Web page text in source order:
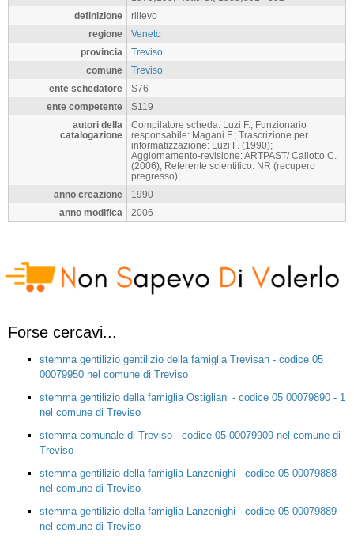
definizione
rilievo
regione
Veneto
provincia
Treviso
comune
Treviso
ente schedatore
S76
ente competente
S119
autori della
catalogazione
Compilatore scheda: Luzi F.; Funzionario
responsabile: Magani F.; Trascrizione per
informatizzazione: Luzi F. (1990);
Aggiornamento-revisione: ARTPAST/ Cailotto C.
(2006), Referente scientifico: NR (recupero
pregresso);
anno creazione
1990
anno modifica
2006
Forse cercavi...
stemma gentilizio gentilizio della famiglia Trevisan - codice 05
00079950 nel comune di Treviso
stemma gentilizio della famiglia Ostigliani - codice 05 00079890 - 1
nel comune di Treviso
stemma comunale di Treviso - codice 05 00079909 nel comune di
Treviso
stemma gentilizio della famiglia Lanzenighi - codice 05 00079888
nel comune di Treviso
stemma gentilizio della famiglia Lanzenighi - codice 05 00079889
nel comune di Treviso